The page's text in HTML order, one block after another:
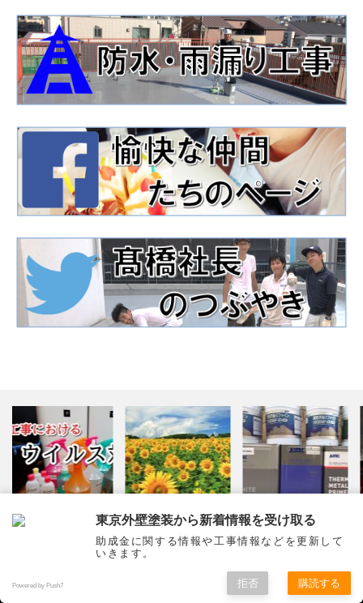
女性アンケート
塗装の塗料の違いっ
て？？
花見 2017
東京外壁塗装から新着情報を受け取る
助成金に関する情報や工事情報などを更新して
いきます。
Powered by Push7 拒否 購読する